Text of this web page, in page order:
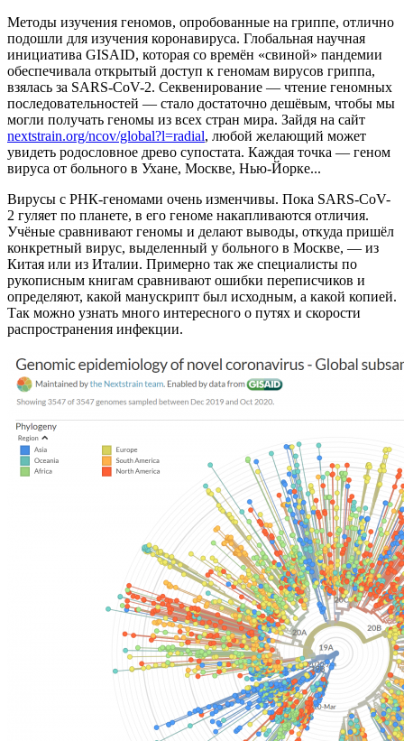
Методы изучения геномов, опробованные на гриппе, отлично
подошли для изучения коронавируса. Глобальная научная
инициатива GISAID, которая со времён «свиной» пандемии
обеспечивала открытый доступ к геномам вирусов гриппа,
взялась за SARS-CoV-2. Секвенирование — чтение геномных
последовательностей — стало достаточно дешёвым, чтобы мы
могли получать геномы из всех стран мира. Зайдя на сайт
nextstrain.org/ncov/global?l=radial, любой желающий может
увидеть родословное древо супостата. Каждая точка — геном
вируса от больного в Ухане, Москве, Нью-Йорке...
Вирусы с РНК-геномами очень изменчивы. Пока SARS-CoV-
2 гуляет по планете, в его геноме накапливаются отличия.
Учёные сравнивают геномы и делают выводы, откуда пришёл
конкретный вирус, выделенный у больного в Москве, — из
Китая или из Италии. Примерно так же специалисты по
рукописным книгам сравнивают ошибки переписчиков и
определяют, какой манускрипт был исходным, а какой копией.
Так можно узнать много интересного о путях и скорости
распространения инфекции.